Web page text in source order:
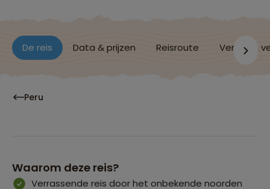
De reis Data & prijzen Reisroute Verblijf &
Peru
Waarom deze reis?
Verrassende reis door het onbekende noorden